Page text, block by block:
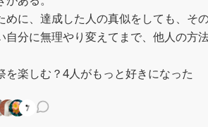
めに、達成した人の真似をしても、そ
自分に無理やり変えてまで、他人の方
を楽しむ？4人がもっと好きになった